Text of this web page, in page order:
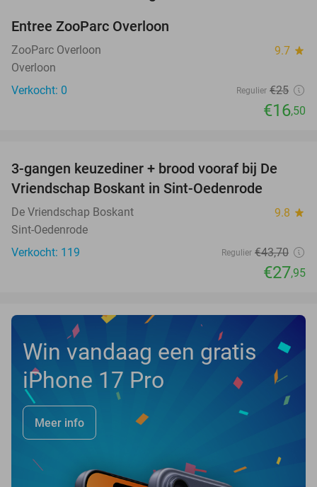
TODAY
Entree ZooParc Overloon
ZooParc Overloon 9.7 star
Overloon
Verkocht: 0
Regulier €25
€16,50
36%
3-gangen keuzediner + brood vooraf bij De
Vriendschap Boskant in Sint-Oedenrode
De Vriendschap Boskant 9.8 star
Sint-Oedenrode
Verkocht: 119
Regulier €43,70
€27,95
Win vandaag een gratis
iPhone 17 Pro
Meer info